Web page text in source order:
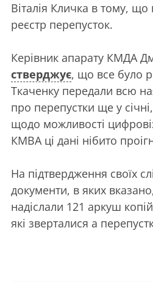
Віталія Кличка в тому,
реєстр перепусток.
Керівник апарату КМДА
стверджує, що все було
Ткаченку передали всю
про перепустки ще у
щодо можливості
КМВА ці дані нібито
На підтвердження своїх
документи, в яких
надіслали 121 аркуш
які зверталися а